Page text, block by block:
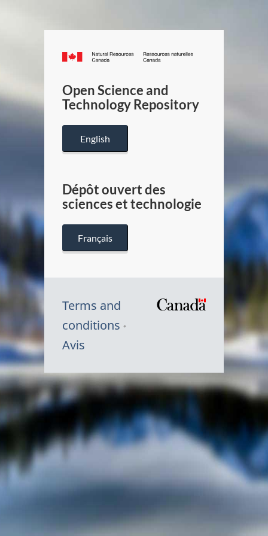
Canada.ca
/
Canada
Open Science and
Technology Repository
English
Dépôt ouvert des
sciences et technologie
Français
Terms and
conditions
Avis
Symbole
du
Canada